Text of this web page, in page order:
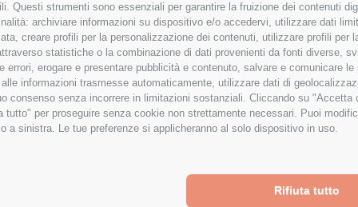
Questi strumenti sono essenziali per garantire la fruizione dei contenuti
archiviare informazioni su dispositivo e/o accedervi, utilizzare dati
creare profili per la personalizzazione dei contenuti, utilizzare profili
statistiche o la combinazione di dati provenienti da fonti diverse,
erogare e presentare pubblicità e contenuto, salvare e comunicare
informazioni trasmesse automaticamente, utilizzare dati di
consenso senza incorrere in limitazioni sostanziali. Cliccando su
per proseguire senza cookie non strettamente necessari. Puoi
a sinistra. Le tue preferenze si applicheranno al solo dispositivo in uso.
Rifiuta tutto